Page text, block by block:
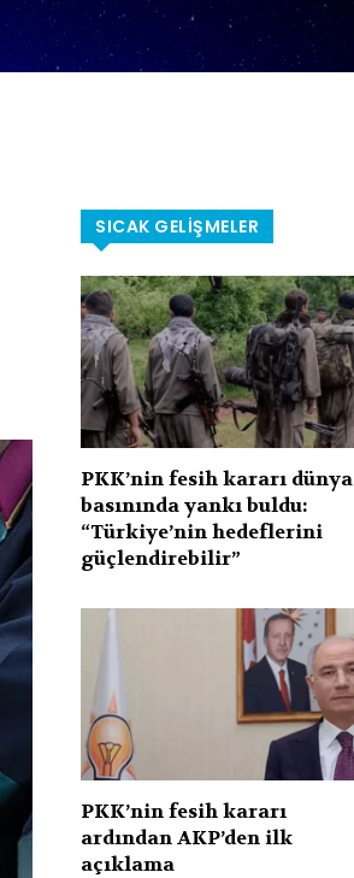
SICAK GELIŞMELER
PKK’nin fesih kararı dünya
basınında yankı buldu:
“Türkiye’nin hedeflerini
güçlendirebilir”
PKK’nin fesih kararı
ardından AKP’den ilk
açıklama